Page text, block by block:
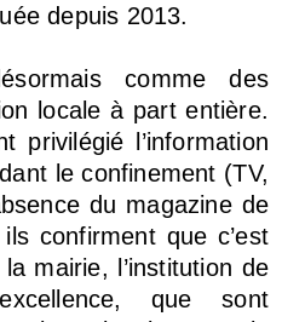
depuis 2013.
comme des
locale à part entière.
privilégié l’information
le confinement (TV,
du magazine de
confirment que c’est
mairie, l’institution de
que sont